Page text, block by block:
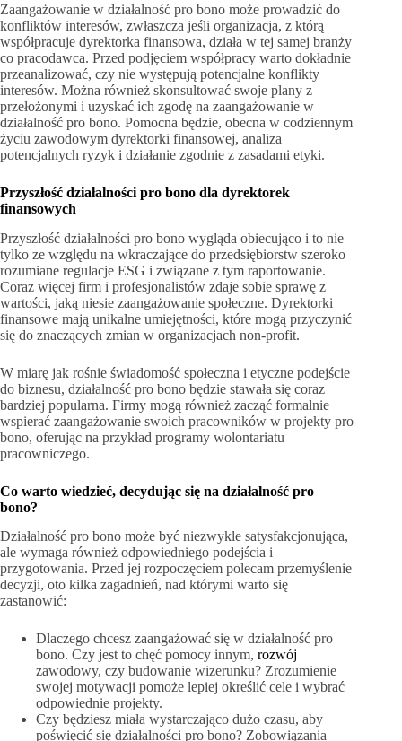
Zaangażowanie w działalność pro bono może prowadzić do
konfliktów interesów, zwłaszcza jeśli organizacja, z którą
współpracuje dyrektorka finansowa, działa w tej samej branży
co pracodawca. Przed podjęciem współpracy warto dokładnie
przeanalizować, czy nie występują potencjalne konflikty
interesów. Można również skonsultować swoje plany z
przełożonymi i uzyskać ich zgodę na zaangażowanie w
działalność pro bono. Pomocna będzie, obecna w codziennym
życiu zawodowym dyrektorki finansowej, analiza
potencjalnych ryzyk i działanie zgodnie z zasadami etyki.
Przyszłość działalności pro bono dla dyrektorek
finansowych
Przyszłość działalności pro bono wygląda obiecująco i to nie
tylko ze względu na wkraczające do przedsiębiorstw szeroko
rozumiane regulacje ESG i związane z tym raportowanie.
Coraz więcej firm i profesjonalistów zdaje sobie sprawę z
wartości, jaką niesie zaangażowanie społeczne. Dyrektorki
finansowe mają unikalne umiejętności, które mogą przyczynić
się do znaczących zmian w organizacjach non-profit.
W miarę jak rośnie świadomość społeczna i etyczne podejście
do biznesu, działalność pro bono będzie stawała się coraz
bardziej popularna. Firmy mogą również zacząć formalnie
wspierać zaangażowanie swoich pracowników w projekty pro
bono, oferując na przykład programy wolontariatu
pracowniczego.
Co warto wiedzieć, decydując się na działalność pro
bono?
Działalność pro bono może być niezwykle satysfakcjonująca,
ale wymaga również odpowiedniego podejścia i
przygotowania. Przed jej rozpoczęciem polecam przemyślenie
decyzji, oto kilka zagadnień, nad którymi warto się
zastanowić:
Dlaczego chcesz zaangażować się w działalność pro
bono. Czy jest to chęć pomocy innym, rozwój
zawodowy, czy budowanie wizerunku? Zrozumienie
swojej motywacji pomoże lepiej określić cele i wybrać
odpowiednie projekty.
Czy będziesz miała wystarczająco dużo czasu, aby
poświęcić się działalności pro bono? Zobowiązania